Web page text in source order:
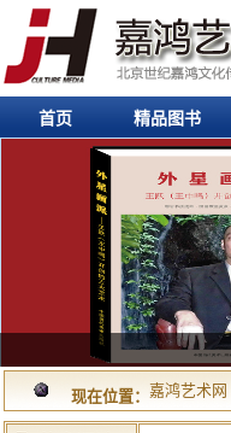
首页 精品图书
现在位置： 嘉鸿艺术网